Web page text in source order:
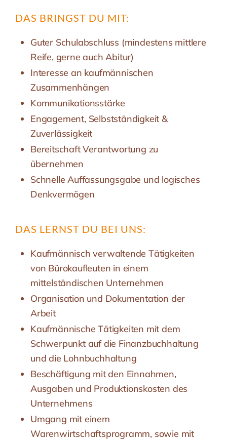
DAS BRINGST DU MIT:
Guter Schulabschluss (mindestens mittlere
Reife, gerne auch Abitur)
Interesse an kaufmännischen
Zusammenhängen
Kommunikationsstärke
Engagement, Selbstständigkeit &
Zuverlässigkeit
Bereitschaft Verantwortung zu
übernehmen
Schnelle Auffassungsgabe und logisches
Denkvermögen
DAS LERNST DU BEI UNS:
Kaufmännisch verwaltende Tätigkeiten
von Bürokaufleuten in einem
mittelständischen Unternehmen
Organisation und Dokumentation der
Arbeit
Kaufmännische Tätigkeiten mit dem
Schwerpunkt auf die Finanzbuchhaltung
und die Lohnbuchhaltung
Beschäftigung mit den Einnahmen,
Ausgaben und Produktionskosten des
Unternehmens
Umgang mit einem
Warenwirtschaftsprogramm, sowie mit